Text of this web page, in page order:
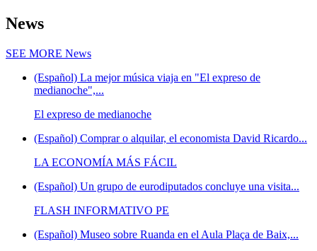
News
SEE MORE News
(Español) La mejor música viaja en "El expreso de
medianoche",...
El expreso de medianoche
(Español) Comprar o alquilar, el economista David Ricardo...
LA ECONOMÍA MÁS FÁCIL
(Español) Un grupo de eurodiputados concluye una visita...
FLASH INFORMATIVO PE
(Español) Museo sobre Ruanda en el Aula Plaça de Baix,...